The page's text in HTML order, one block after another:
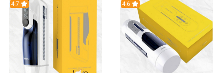
Hot
4.7
Hot
4.6